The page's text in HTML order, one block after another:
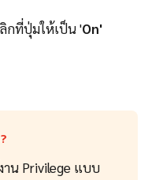
กที่ปุ่มให้เป็น 'On'
าน Privilege แบบ